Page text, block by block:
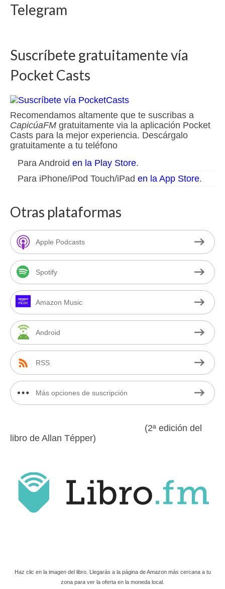
Telegram
Suscríbete gratuitamente vía
Pocket Casts
Recomendamos altamente que te suscribas a
CapicúaFM gratuitamente via la aplicación Pocket
Casts para la mejor experiencia. Descárgalo
gratuitamente a tu teléfono
Para Android en la Play Store.
Para iPhone/iPod Touch/iPad en la App Store.
Otras plataformas
Apple Podcasts
Spotify
Amazon Music
Android
RSS
Más opciones de suscripción
(2ª edición del
libro de Allan Tépper)
Haz clic en la imagen del libro. Llegarás a la página de Amazon más cercana a tu
zona para ver la oferta en la moneda local.